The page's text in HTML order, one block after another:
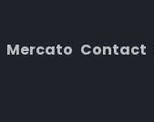
Mercato Contact